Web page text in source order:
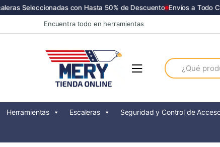
Seleccionadas con Hasta 50% de Descuento Envíos a Todo
to
to
Encuentra todo en herramientas
Search
for:
Herramientas Escaleras Seguridad y Control de